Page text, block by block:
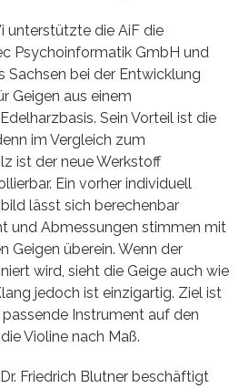
unterstützte die AiF die
Psychoinformatik GmbH und
Sachsen bei der Entwicklung
Geigen aus einem
Sein Vorteil ist die
im Vergleich zum
ist der neue Werkstoff
Ein vorher individuell
lässt sich berechenbar
und Abmessungen stimmen mit
Geigen überein. Wenn der
wird, sieht die Geige auch wie
jedoch ist einzigartig. Ziel ist
Instrument auf den
Violine nach Maß.
Friedrich Blutner beschäftigt